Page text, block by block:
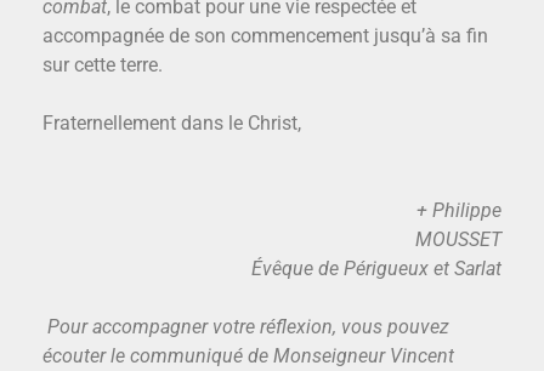
combat, le combat pour une vie respectée et
accompagnée de son commencement jusqu’à sa fin
sur cette terre.
Fraternellement dans le Christ,
+ Philippe
MOUSSET
Évêque de Périgueux et Sarlat
Pour accompagner votre réflexion, vous pouvez
écouter le communiqué de Monseigneur Vincent